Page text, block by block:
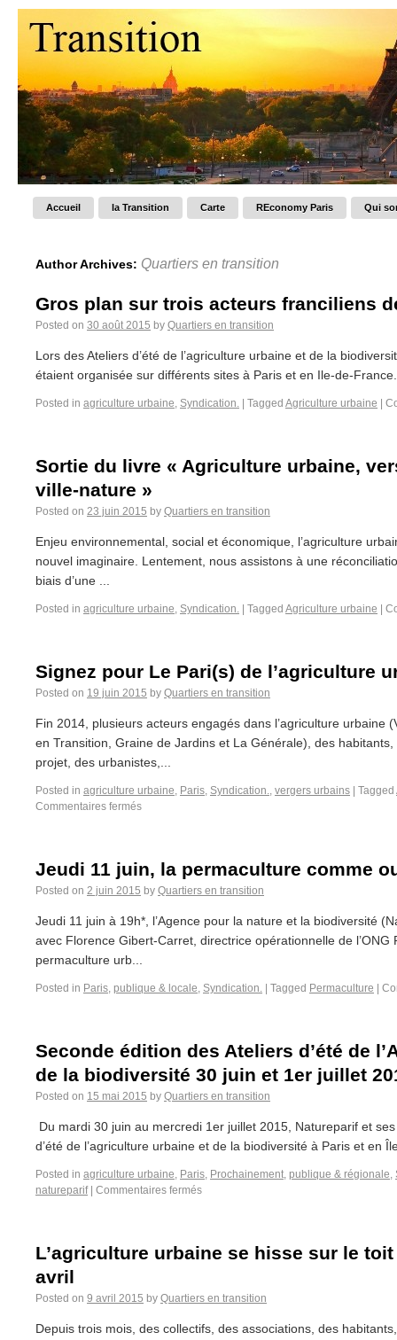
Accueil la Transition Carte REconomy Paris Qui
Author Archives: Quartiers en transition
Gros plan sur trois acteurs franciliens
Posted on 30 août 2015 by Quartiers en transition
Lors des Ateliers d’été de l’agriculture urbaine et de la
étaient organisée sur différents sites à Paris et en Ile-de-
Posted in agriculture urbaine, Syndication. Tagged Agriculture urbaine
Sortie du livre « Agriculture urbaine,
ville-nature »
Posted on 23 juin 2015 by Quartiers en transition
Enjeu environnemental, social et économique, l’agriculture
nouvel imaginaire. Lentement, nous assistons à une
biais d’une ...
Posted in agriculture urbaine, Syndication. Tagged Agriculture urbaine
Signez pour Le Pari(s) de l’agriculture
Posted on 19 juin 2015 by Quartiers en transition
Fin 2014, plusieurs acteurs engagés dans l’agriculture urbaine
en Transition, Graine de Jardins et La Générale), des
projet, des urbanistes,...
Posted in agriculture urbaine, Paris, Syndication., vergers urbains Tagged
Commentaires fermés
Jeudi 11 juin, la permaculture comme
Posted on 2 juin 2015 by Quartiers en transition
Jeudi 11 juin à 19h*, l’Agence pour la nature et la biodiversité
avec Florence Gibert-Carret, directrice opérationnelle de l’ONG
permaculture urb...
Posted in Paris, publique & locale, Syndication. Tagged Permaculture
Seconde édition des Ateliers d’été de
de la biodiversité 30 juin et 1er juillet
Posted on 15 mai 2015 by Quartiers en transition
Du mardi 30 juin au mercredi 1er juillet 2015, Natureparif et
d’été de l’agriculture urbaine et de la biodiversité à Paris et en
Posted in agriculture urbaine, Paris, Prochainement, publique & régionale,
natureparif
Commentaires fermés
L’agriculture urbaine se hisse sur le
avril
Posted on 9 avril 2015 by Quartiers en transition
Depuis trois mois, des collectifs, des associations, des